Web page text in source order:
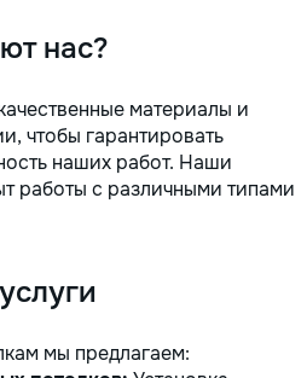
+373 603 31 178
| Telegram
consultații și
gratuit
Soluții pentru orice
dumneavoastră!
нас?
материалы и
чтобы гарантировать
наших работ. Наши
работы с различными типами
мы предлагаем: